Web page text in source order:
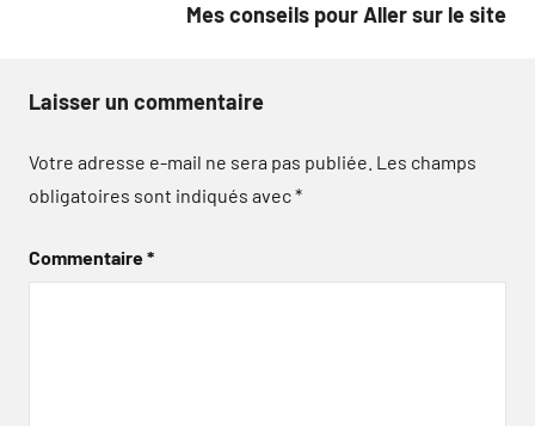
Mes conseils pour Aller sur le site
Laisser un commentaire
Votre adresse e-mail ne sera pas publiée. Les champs
obligatoires sont indiqués avec*
Commentaire*